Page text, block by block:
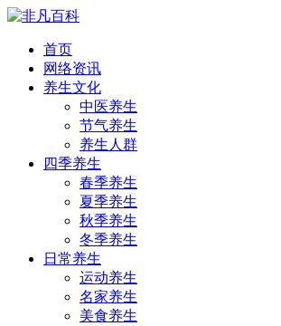
首页
网络资讯
养生文化
中医养生
节气养生
养生人群
四季养生
春季养生
夏季养生
秋季养生
冬季养生
日常养生
运动养生
名家养生
美食养生